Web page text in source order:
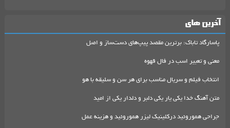
آخرین های
پاسارگاد تاباک: برترین مقصد پیپ‌های دست‌ساز و اصل
معنی و تعبیر اسب در فال قهوه
انتخاب فیلم و سریال مناسب برای هر سن و سلیقه با هو
متن آهنگ خدا یکی یار یکی دلبر و دلدار یکی از امید
جراحی هموروئید درکلینیک لیزر هموروئید و هزینه عمل